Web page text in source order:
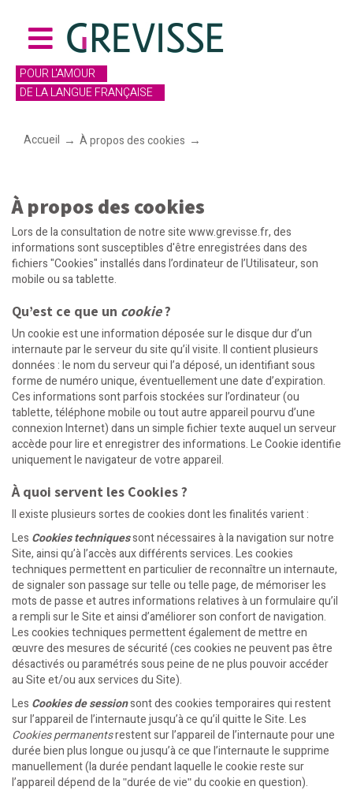
POUR L'AMOUR
DE LA LANGUE FRANÇAISE
Accueil À propos des cookies
À propos des cookies
Lors de la consultation de notre sitewww.grevisse.fr, des
informations sont susceptibles d'être enregistrées dans des
fichiers "Cookies" installés dans l’ordinateur de l’Utilisateur, son
mobile ou sa tablette.
Qu’est ce que un cookie?
Un cookie est une information déposée sur le disque dur d’un
internaute par le serveur du site qu’il visite. Il contient plusieurs
données : le nom du serveur qui l’a déposé, un identifiant sous
forme de numéro unique, éventuellement une date d’expiration.
Ces informations sont parfois stockées sur l’ordinateur (ou
tablette, téléphone mobile ou tout autre appareil pourvu d’une
connexion Internet) dans un simple fichier texte auquel un serveur
accède pour lire et enregistrer des informations. Le Cookie identifie
uniquement le navigateur de votre appareil.
À quoi servent les Cookies ?
Il existe plusieurs sortes de cookies dont les finalités varient :
Les Cookies techniquessont nécessaires à la navigation sur notre
Site, ainsi qu’à l’accès aux différents services. Les cookies
techniques permettent en particulier de reconnaître un internaute,
de signaler son passage sur telle ou telle page, de mémoriser les
mots de passe et autres informations relatives à un formulaire qu’il
a rempli sur le Site et ainsi d’améliorer son confort de navigation.
Les cookies techniques permettent également de mettre en
œuvre des mesures de sécurité (ces cookies ne peuvent pas être
désactivés ou paramétrés sous peine de ne plus pouvoir accéder
au Site et/ou aux services du Site).
Les Cookies de sessionsont des cookies temporaires qui restent
sur l’appareil de l’internaute jusqu’à ce qu’il quitte le Site. Les
Cookies permanentsrestent sur l’appareil de l’internaute pour une
durée bien plus longue ou jusqu’à ce que l’internaute le supprime
manuellement (la durée pendant laquelle le cookie reste sur
l’appareil dépend de la ʺdurée de vieʺ du cookie en question).